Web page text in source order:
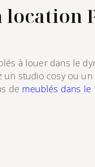
à louer dans le
studio cosy ou
de meublés dans le